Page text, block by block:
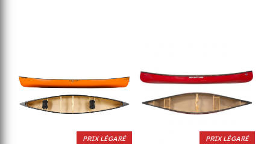
PRIX LÉGARÉ PRIX LÉGARÉ